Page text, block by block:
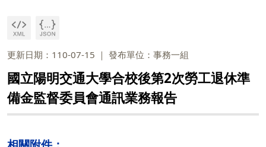
更新日期：110-07-15 發布單位：事務一組
國立陽明交通大學合校後第2次勞工退休準
備金監督委員會通訊業務報告